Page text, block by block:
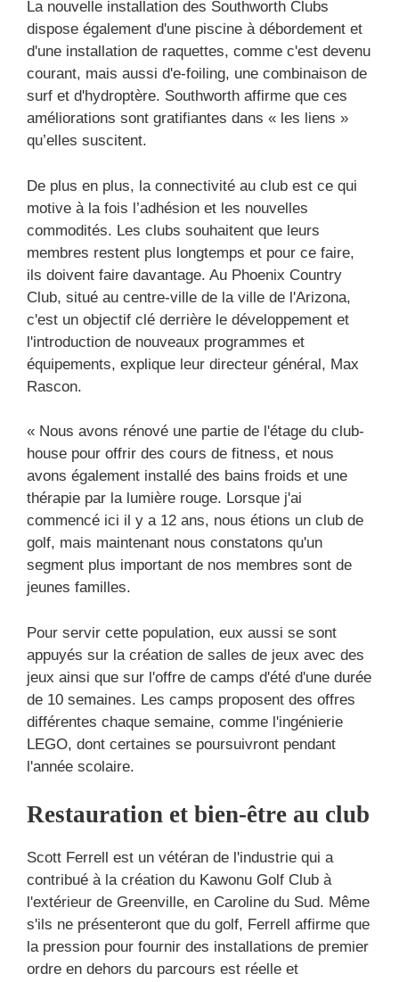
La nouvelle installation des Southworth Clubs
dispose également d'une piscine à débordement et
d'une installation de raquettes, comme c'est devenu
courant, mais aussi d'e-foiling, une combinaison de
surf et d'hydroptère. Southworth affirme que ces
améliorations sont gratifiantes dans « les liens »
qu’elles suscitent.
De plus en plus, la connectivité au club est ce qui
motive à la fois l’adhésion et les nouvelles
commodités. Les clubs souhaitent que leurs
membres restent plus longtemps et pour ce faire,
ils doivent faire davantage. Au Phoenix Country
Club, situé au centre-ville de la ville de l'Arizona,
c'est un objectif clé derrière le développement et
l'introduction de nouveaux programmes et
équipements, explique leur directeur général, Max
Rascon.
« Nous avons rénové une partie de l'étage du club-
house pour offrir des cours de fitness, et nous
avons également installé des bains froids et une
thérapie par la lumière rouge. Lorsque j'ai
commencé ici il y a 12 ans, nous étions un club de
golf, mais maintenant nous constatons qu'un
segment plus important de nos membres sont de
jeunes familles.
Pour servir cette population, eux aussi se sont
appuyés sur la création de salles de jeux avec des
jeux ainsi que sur l'offre de camps d'été d'une durée
de 10 semaines. Les camps proposent des offres
différentes chaque semaine, comme l'ingénierie
LEGO, dont certaines se poursuivront pendant
l'année scolaire.
Restauration et bien-être au club
Scott Ferrell est un vétéran de l'industrie qui a
contribué à la création du Kawonu Golf Club à
l'extérieur de Greenville, en Caroline du Sud. Même
s'ils ne présenteront que du golf, Ferrell affirme que
la pression pour fournir des installations de premier
ordre en dehors du parcours est réelle et